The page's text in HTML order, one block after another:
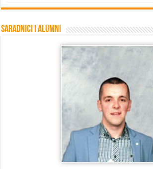
Saradnici i Alumni